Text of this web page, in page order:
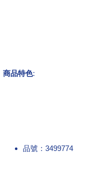
商品特色:
品號：3499774